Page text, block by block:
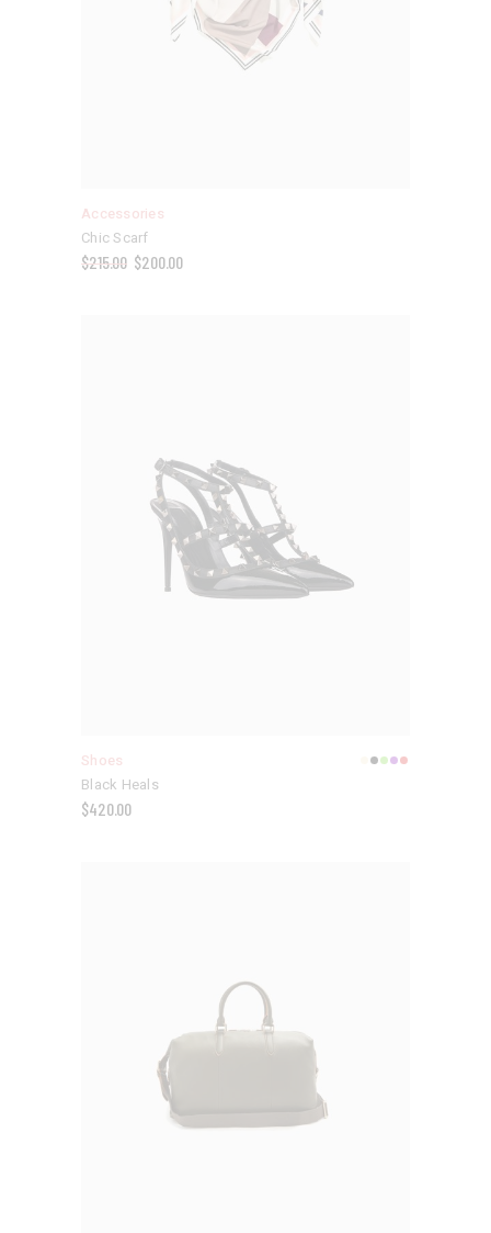
Accessories
Chic Scarf
$215.00 $200.00
Shoes
Black Heals
$420.00